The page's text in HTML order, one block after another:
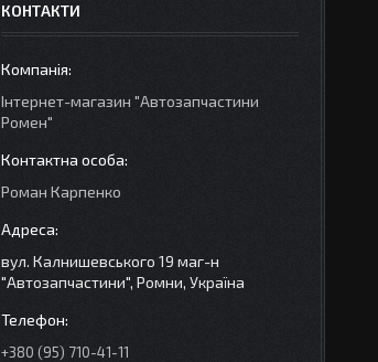
КОНТАКТИ
Інтернет-магазин "Автозапчастини
Ромен"
Роман Карпенко
вул. Калнишевського 19 маг-н
"Автозапчастини", Ромни, Україна
+380 (95) 710-41-11